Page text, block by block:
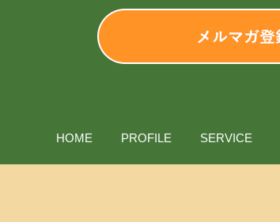
HOME PROFILE SERVICE